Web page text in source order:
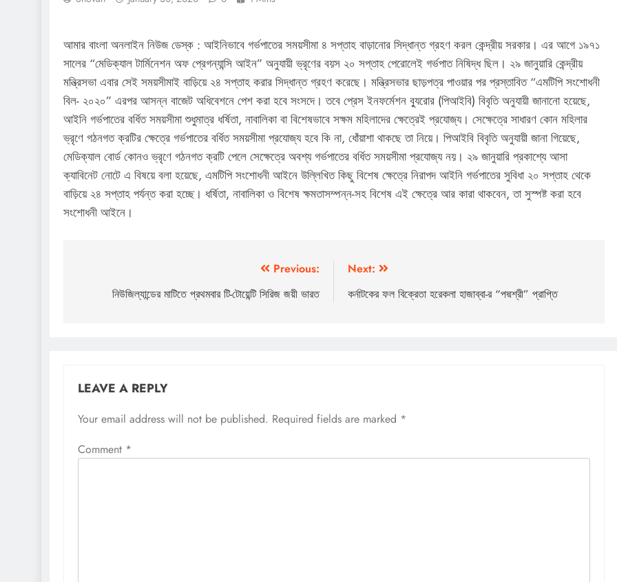
আমার বাংলা অনলাইন নিউজ ডেস্ক : আইনিভাবে গর্ভপাতের সময়সীমা ৪ সপ্তাহ বাড়ানোর সিদ্ধান্ত গ্রহণ করল কেন্দ্রীয় সরকার। এর আগে ১৯৭১
সালের “মেডিক্যাল টার্মিনেশন অফ প্রেগন্যান্সি আইন” অনুযায়ী ভ্রৃণের বয়স ২০ সপ্তাহ পেরোলেই গর্ভপাত নিষিদ্ধ ছিল। ২৯ জানুয়ারি কেন্দ্রীয়
মন্ত্রিসভা এবার সেই সময়সীমাই বাড়িয়ে ২৪ সপ্তাহ করার সিদ্ধান্ত গ্রহণ করেছে। মন্ত্রিসভার ছাড়পত্র পাওয়ার পর প্রস্তাবিত “এমটিপি সংশোধনী
বিল- ২০২০” এরপর আসন্ন বাজেট অধিবেশনে পেশ করা হবে সংসদে। তবে প্রেস ইনফর্মেশন ব্যুরোর (পিআইবি) বিবৃতি অনুযায়ী জানানো হয়েছে,
আইনি গর্ভপাতের বর্ধিত সময়সীমা শুধুমাত্র ধর্ষিতা, নাবালিকা বা বিশেষভাবে সক্ষম মহিলাদের ক্ষেত্রেই প্রযোজ্য। সেক্ষেত্রে সাধারণ কোন মহিলার
ভ্রৃণে গঠনগত ক্রটির ক্ষেত্রে গর্ভপাতের বর্ধিত সময়সীমা প্রযোজ্য হবে কি না, ধোঁয়াশা থাকছে তা নিয়ে। পিআইবি বিবৃতি অনুযায়ী জানা গিয়েছে,
মেডিক্যাল বোর্ড কোনও ভ্রৃণে গঠনগত ক্রটি পেলে সেক্ষেত্রে অবশ্য গর্ভপাতের বর্ধিত সময়সীমা প্রযোজ্য নয়। ২৯ জানুয়ারি প্রকাশ্যে আসা
ক্যাবিনেট নোটে এ বিষয়ে বলা হয়েছে, এমটিপি সংশোধনী আইনে উল্লিখিত কিছু বিশেষ ক্ষেত্রে নিরাপদ আইনি গর্ভপাতের সুবিধা ২০ সপ্তাহ থেকে
বাড়িয়ে ২৪ সপ্তাহ পর্যন্ত করা হচ্ছে। ধর্ষিতা, নাবালিকা ও বিশেষ ক্ষমতাসম্পন্ন-সহ বিশেষ এই ক্ষেত্রে আর কারা থাকবেন, তা সুস্পষ্ট করা হবে
সংশোধনী আইনে।
navigation
Previous:
নিউজিল্যান্ডের মাটিতে প্রথমবার টি-টোয়েন্টি সিরিজ জয়ী ভারত
Next:
কর্নাটকের ফল বিক্রেতা হরেকলা হাজাব্বা-র “পদ্মশ্রী” প্রাপ্তি
LEAVE A REPLY
Your email address will not be published. Required fields are marked *
Comment *